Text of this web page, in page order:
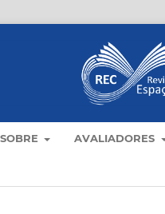
SOBRE AVALIADORES